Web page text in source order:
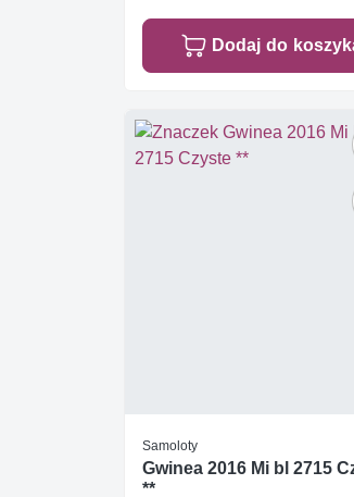
Dodaj do
Samoloty
Gwinea 2016 Mi bl 2715
**